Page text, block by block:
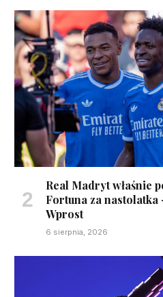
Real Madryt właśnie
Fortuna za
Wprost
6 sierpnia, 2026